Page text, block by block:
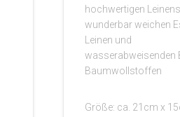
hochwertigen
wunderbar weichen
Leinen und
wasserabweisenden
Baumwollstoffen
Größe: ca. 21cm x